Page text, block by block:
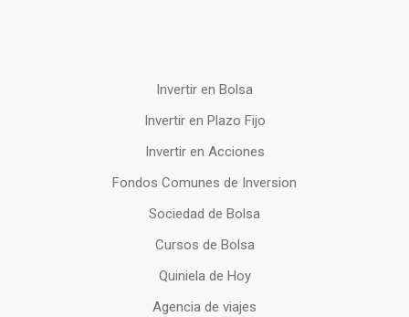
Invertir en Bolsa
Invertir en Plazo Fijo
Invertir en Acciones
Fondos Comunes de Inversion
Sociedad de Bolsa
Cursos de Bolsa
Quiniela de Hoy
Agencia de viajes